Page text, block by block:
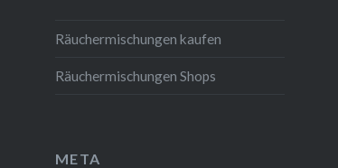
Räuchermischungen kaufen
Räuchermischungen Shops
META